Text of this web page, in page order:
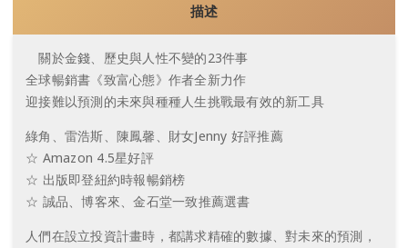
描述
關於金錢、歷史與人性不變的23件事
全球暢銷書《致富心態》作者全新力作
迎接難以預測的未來與種種人生挑戰最有效的新工具
綠角、雷浩斯、陳鳳馨、財女Jenny 好評推薦
☆ Amazon 4.5星好評
☆ 出版即登紐約時報暢銷榜
☆ 誠品、博客來、金石堂一致推薦選書
人們在設立投資計畫時，都講求精確的數據、對未來的預測，